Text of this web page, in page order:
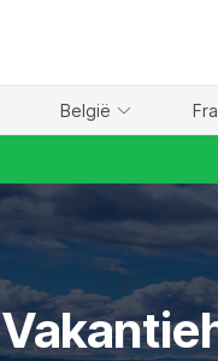
België